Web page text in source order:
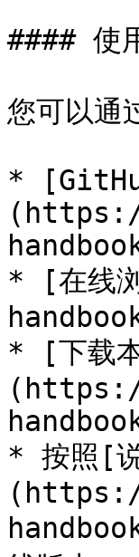
#### 使
您可以通
*
* [在线
* [下载
* 按照[